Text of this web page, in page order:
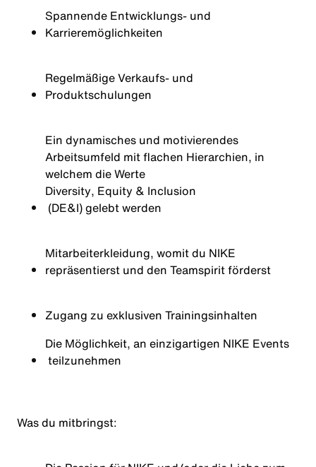
Spannende Entwicklungs- und
Karrieremöglichkeiten
RegelmäßigeVerkaufs- und
Produktschulungen
Ein dynamisches und motivierendes
Arbeitsumfeld mit flachen Hierarchien, in
welchem die Werte
Diversity, Equity & Inclusion
(DE&I) gelebt werden
Mitarbeiterkleidung, womit du NIKE
repräsentierst und den Teamspirit förderst
Zugang zu exklusiven Trainingsinhalten
Die Möglichkeit, an einzigartigen NIKE Events
teilzunehmen
Was du mitbringst: